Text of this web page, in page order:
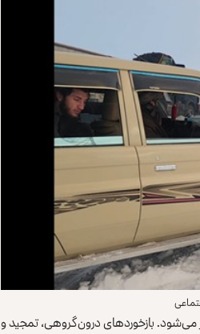
می‌شود. بازخوردهای درون‌گروهی، تمجید و